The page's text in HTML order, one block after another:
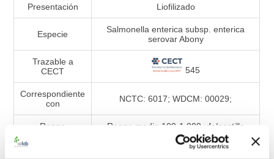
Presentación Liofilizado
Especie
Salmonella enterica subsp. enterica
serovar Abony
Trazable a
CECT
545
Correspondiente
con
NCTC: 6017; WDCM: 00029;
Rango Rango medio 100-1.000 ufc/pastilla
Tipo de material BAControl-10